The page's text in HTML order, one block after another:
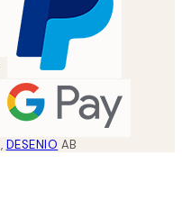
, DESENIO AB